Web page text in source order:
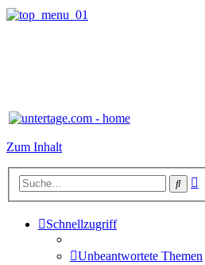
Zum Inhalt
Suche
Schnellzugriff
Unbeantwortete Themen